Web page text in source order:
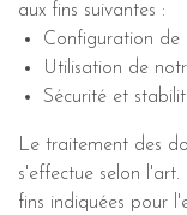
aux fins suivantes :
Configuration de
Utilisation de
Sécurité et
Le traitement des
s'effectue selon l'art.
fins indiquées pour